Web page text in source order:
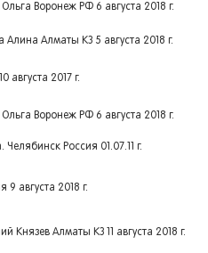
Воронеж РФ 6 августа 2018 г.
Алматы КЗ 5 августа 2018 г.
августа 2017 г.
Воронеж РФ 6 августа 2018 г.
Россия 01.07.11 г.
9 августа 2018 г.
Князев Алматы КЗ 11 августа 2018 г.